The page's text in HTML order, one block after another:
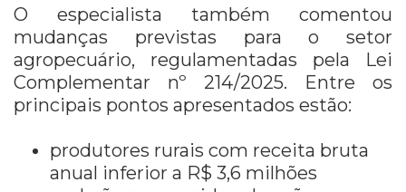
O especialista também comentou
mudanças previstas para o setor
agropecuário, regulamentadas pela Lei
Complementar nº 214/2025. Entre os
principais pontos apresentados estão:
produtores rurais com receita bruta
anual inferior a R$ 3,6 milhões